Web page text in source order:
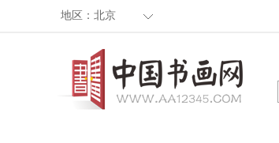
地区： 北京